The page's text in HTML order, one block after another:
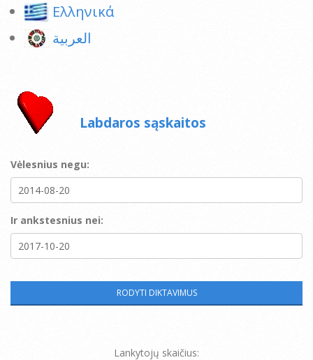
Ελληνικά
العربية
Labdaros sąskaitos
Vėlesnius negu:
Ir ankstesnius nei:
Lankytojų skaičius: